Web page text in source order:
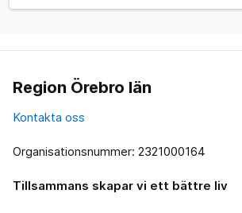
Region Örebro län
Kontakta oss
Organisationsnummer: 2321000164
Tillsammans skapar vi ett bättre liv